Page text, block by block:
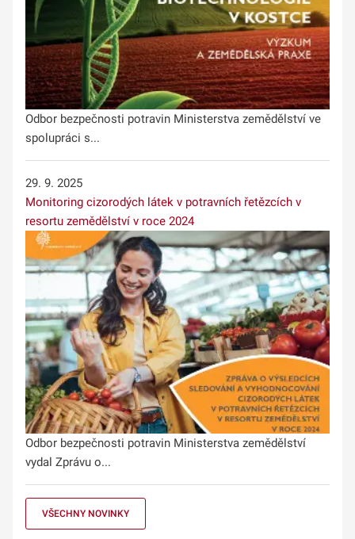
Odbor bezpečnosti potravin Ministerstva zemědělství ve
spolupráci s...
29. 9. 2025
Monitoring cizorodých látek v potravních řetězcích v
resortu zemědělství v roce 2024
Odbor bezpečnosti potravin Ministerstva zemědělství
vydal Zprávu o...
VŠECHNY NOVINKY